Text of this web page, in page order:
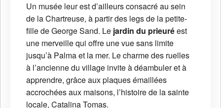
Un musée leur est d’ailleurs consacré au sein
de la Chartreuse, à partir des legs de la petite-
fille de George Sand. Le jardin du prieuréest
une merveille qui offre une vue sans limite
jusqu’à Palma et la mer. Le charme des ruelles
à l’ancienne du village invite à déambuler et à
apprendre, grâce aux plaques émaillées
accrochées aux maisons, l’histoire de la sainte
locale, Catalina Tomas.